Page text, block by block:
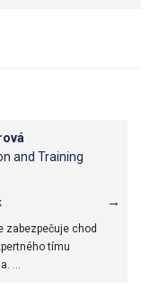
and Training
zabezpečuje chod
tímu
...
→